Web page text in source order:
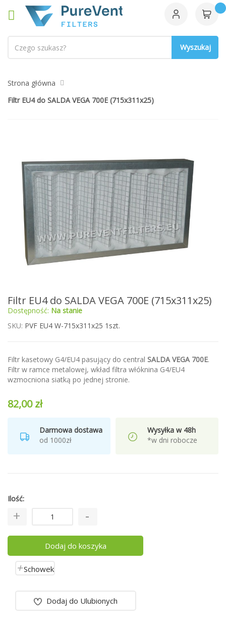
Strona główna
Filtr EU4 do SALDA VEGA 700E (715x311x25)
galerii
Przejdź
na
początek
galerii
Filtr EU4 do SALDA VEGA 700E (715x311x25)
Dostępność: Na stanie
SKU PVF EU4 W-715x311x25 1szt.
Filtr kasetowy G4/EU4 pasujący do central SALDA VEGA 700E.
Filtr w ramce metalowej, wkład filtra włóknina G4/EU4
wzmocniona siatką po jednej stronie.
82,00 zł
Darmowa dostawa
od 1000zł
Wysyłka w 48h
*w dni robocze
Ilość
Dodaj do koszyka
Schowek
Dodaj do Ulubionych